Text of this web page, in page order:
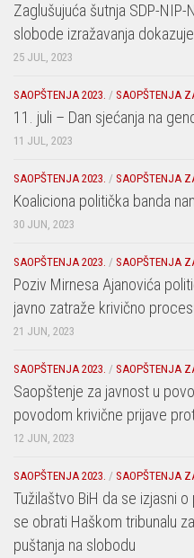
Zaglušujuća šutnja SDP-
slobode izražavanja
25 JUL, 2023
SAOPŠTENJA 2023. / SAOPŠTENJA
11. juli – Dan sjećanja na
11 JUL, 2023
SAOPŠTENJA 2023. / SAOPŠTENJA
Koaliciona politička banda
30 JUN, 2023
SAOPŠTENJA 2023. / SAOPŠTENJA
Poziv Mirnesa Ajanovića
javno zatraže krivično
21 JUN, 2023
SAOPŠTENJA 2023. / SAOPŠTENJA
Saopštenje za javnost u
povodom krivične prijave
12 JUN, 2023
SAOPŠTENJA 2023. / SAOPŠTENJA
Tužilaštvo BiH da se izjasni
se obrati Haškom tribunalu
puštanja na slobodu